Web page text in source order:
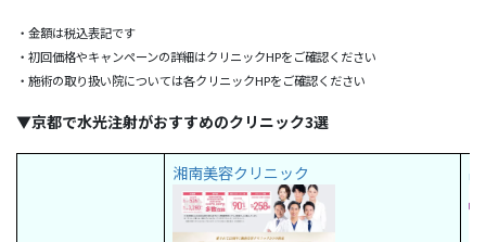
・金額は税込表記です
・初回価格やキャンペーンの詳細はクリニックHPをご確認ください
・施術の取り扱い院については各クリニックHPをご確認ください
▼京都で水光注射がおすすめのクリニック3選
湘南美容クリニック